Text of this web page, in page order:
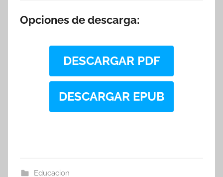
Opciones de descarga:
DESCARGAR PDF
DESCARGAR EPUB
Educacion